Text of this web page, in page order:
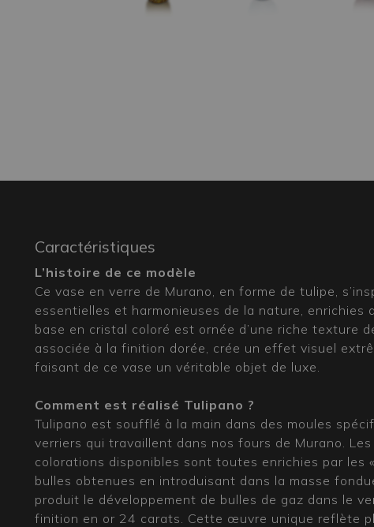
Caractéristiques
L’histoire de ce modèle
Ce vase en verre de Murano, en forme de tulipe,
essentielles et harmonieuses de la nature, enrichies
base en cristal coloré est ornée d’une riche texture
associée à la finition dorée, crée un effet visuel
faisant de ce vase un véritable objet de luxe.
Comment est réalisé Tulipano ?
Tulipano est soufflé à la main dans des moules
verriers qui travaillent dans nos fours de Murano.
colorations disponibles sont toutes enrichies par les
bulles obtenues en introduisant dans la masse
produit le développement de bulles de gaz dans le
finition en or 24 carats. Cette œuvre unique reflète